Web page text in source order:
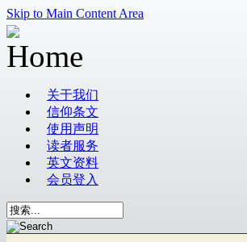
Skip to Main Content Area
关于我们
信仰条文
使用声明
读者服务
英文资料
会员登入